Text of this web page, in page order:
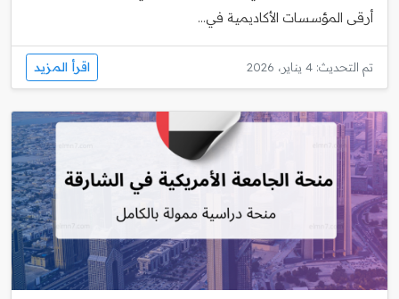
أرقى المؤسسات الأكاديمية في...
تم التحديث: 4 يناير، 2026 اقرأ المزيد